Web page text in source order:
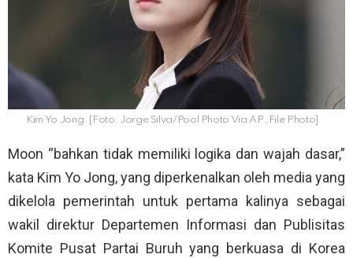
Kim Yo Jong. [Foto: Jorge Silva/Pool Photo Via AP, File Photo]
Moon “bahkan tidak memiliki logika dan wajah dasar,”
kata Kim Yo Jong, yang diperkenalkan oleh media yang
dikelola pemerintah untuk pertama kalinya sebagai
wakil direktur Departemen Informasi dan Publisitas
Komite Pusat Partai Buruh yang berkuasa di Korea